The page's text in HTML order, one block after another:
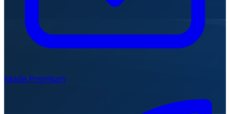
Mode Premium